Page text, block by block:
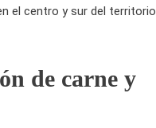
el centro y sur del territorio
de carne y